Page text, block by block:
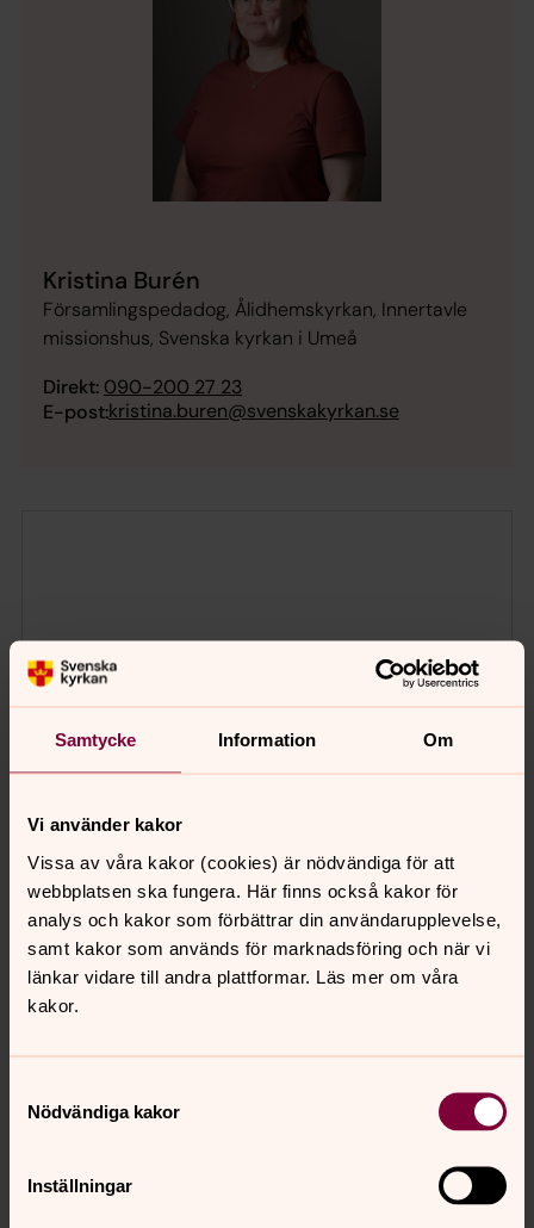
Samtycke Information Om
Vi använder kakor
Vissa av våra kakor (cookies) är nödvändiga för att
webbplatsen ska fungera. Här finns också kakor för
analys och kakor som förbättrar din användarupplevelse,
samt kakor som används för marknadsföring och när vi
länkar vidare till andra plattformar. Läs mer om våra
kakor.
Nödvändiga kakor
Inställningar
Kristina Burén
Församlingspedadog, Ålidhemskyrkan, Innertavle
missionshus, Svenska kyrkan i Umeå
Direkt: 090-200 27 23
E-post:kristina.buren@svenskakyrkan.se